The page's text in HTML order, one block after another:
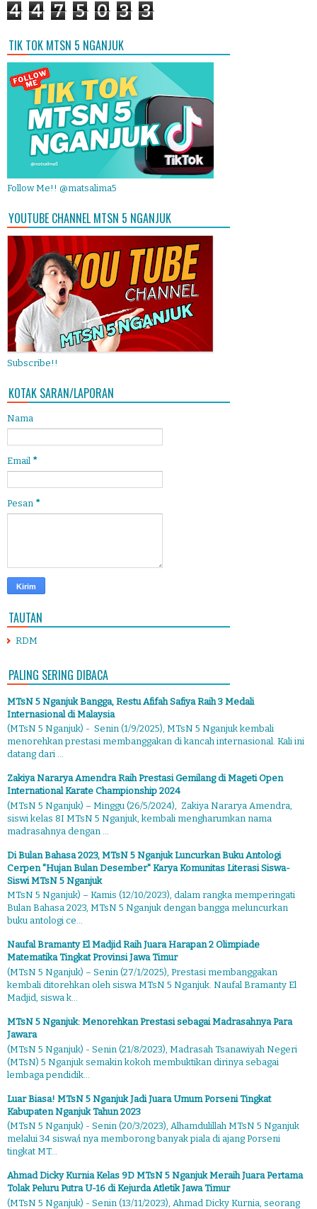
4 4 7 5 0 3 3
TIK TOK MTSN 5 NGANJUK
Follow Me!! @matsalima5
YOUTUBE CHANNEL MTSN 5 NGANJUK
Subscribe!!
KOTAK SARAN/LAPORAN
Nama
Email *
Pesan *
TAUTAN
RDM
PALING SERING DIBACA
MTsN 5 Nganjuk Bangga, Restu Afifah Safiya Raih 3 Medali
Internasional di Malaysia
(MTsN 5 Nganjuk) - Senin (1/9/2025), MTsN 5 Nganjuk kembali
menorehkan prestasi membanggakan di kancah internasional. Kali ini
datang dari ...
Zakiya Nararya Amendra Raih Prestasi Gemilang di Mageti Open
International Karate Championship 2024
(MTsN 5 Nganjuk) – Minggu (26/5/2024), Zakiya Nararya Amendra,
siswi kelas 8I MTsN 5 Nganjuk, kembali mengharumkan nama
madrasahnya dengan ...
Di Bulan Bahasa 2023, MTsN 5 Nganjuk Luncurkan Buku Antologi
Cerpen "Hujan Bulan Desember" Karya Komunitas Literasi Siswa-
Siswi MTsN 5 Nganjuk
MTsN 5 Nganjuk) – Kamis (12/10/2023), dalam rangka memperingati
Bulan Bahasa 2023, MTsN 5 Nganjuk dengan bangga meluncurkan
buku antologi ce...
Naufal Bramanty El Madjid Raih Juara Harapan 2 Olimpiade
Matematika Tingkat Provinsi Jawa Timur
(MTsN 5 Nganjuk) – Senin (27/1/2025), Prestasi membanggakan
kembali ditorehkan oleh siswa MTsN 5 Nganjuk. Naufal Bramanty El
Madjid, siswa k...
MTsN 5 Nganjuk: Menorehkan Prestasi sebagai Madrasahnya Para
Jawara
(MTsN 5 Nganjuk) - Senin (21/8/2023), Madrasah Tsanawiyah Negeri
(MTsN) 5 Nganjuk semakin kokoh membuktikan dirinya sebagai
lembaga pendidik...
Luar Biasa! MTsN 5 Nganjuk Jadi Juara Umum Porseni Tingkat
Kabupaten Nganjuk Tahun 2023
(MTsN 5 Nganjuk) - Senin (20/3/2023), Alhamdulillah MTsN 5 Nganjuk
melalui 34 siswa/i nya memborong banyak piala di ajang Porseni
tingkat MT...
Ahmad Dicky Kurnia Kelas 9D MTsN 5 Nganjuk Meraih Juara Pertama
Tolak Peluru Putra U-16 di Kejurda Atletik Jawa Timur
(MTsN 5 Nganjuk) - Senin (13/11/2023), Ahmad Dicky Kurnia, seorang